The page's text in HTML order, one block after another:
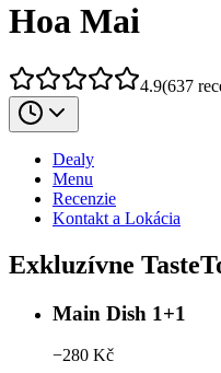
Hoa Mai
4.9(637
Dealy
Menu
Recenzie
Kontakt a Lokácia
Exkluzívne
Main Dish 1+1
−280 Kč